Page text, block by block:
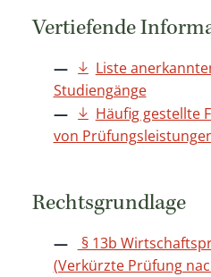
Vertiefende
Liste
Studiengänge
Häufig gestellte
von
Rechtsgrundlage
§ 13b
(Verkürzte Prüfung